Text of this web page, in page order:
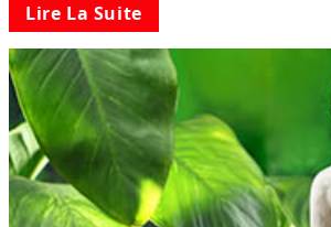
Lire La Suite